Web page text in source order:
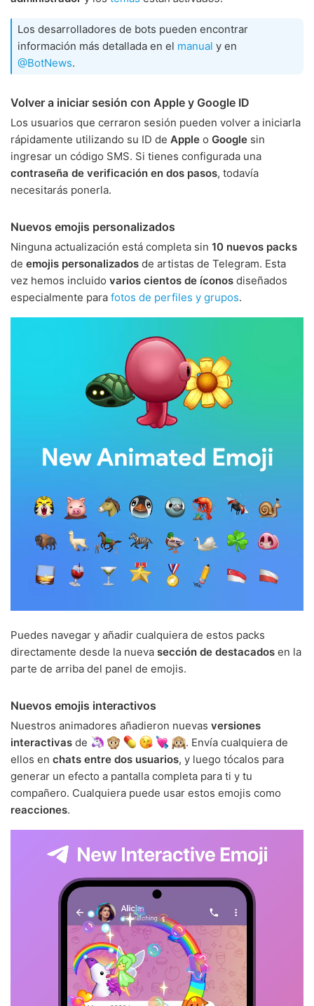
Los desarrolladores de bots pueden encontrar
información más detallada en el manual y en
@BotNews.
Volver a iniciar sesión con Apple y Google ID
Los usuarios que cerraron sesión pueden volver a iniciarla
rápidamente utilizando su ID de Apple o Google sin
ingresar un código SMS. Si tienes configurada una
contraseña de verificación en dos pasos, todavía
necesitarás ponerla.
Nuevos emojis personalizados
Ninguna actualización está completa sin 10 nuevos packs
de emojis personalizados de artistas de Telegram. Esta
vez hemos incluido varios cientos de íconos diseñados
especialmente para fotos de perfiles y grupos.
Puedes navegar y añadir cualquiera de estos packs
directamente desde la nueva sección de destacados en la
parte de arriba del panel de emojis.
Nuevos emojis interactivos
Nuestros animadores añadieron nuevas versiones
interactivas de
. Envía cualquiera de
ellos en chats entre dos usuarios, y luego tócalos para
generar un efecto a pantalla completa para ti y tu
compañero. Cualquiera puede usar estos emojis como
reacciones.